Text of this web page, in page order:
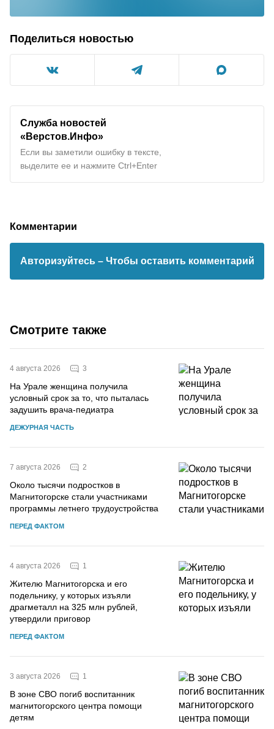
Поделиться новостью
Служба новостей
«Верстов.Инфо»
Если вы заметили ошибку в тексте,
выделите ее и нажмите Ctrl+Enter
Комментарии
Авторизуйтесь – Чтобы оставить комментарий
Смотрите также
4 августа 2026 3
На Урале женщина получила
условный срок за то, что пыталась
задушить врача-педиатра
ДЕЖУРНАЯ ЧАСТЬ
7 августа 2026 2
Около тысячи подростков в
Магнитогорске стали участниками
программы летнего трудоустройства
ПЕРЕД ФАКТОМ
4 августа 2026 1
Жителю Магнитогорска и его
подельнику, у которых изъяли
драгметалл на 325 млн рублей,
утвердили приговор
ПЕРЕД ФАКТОМ
3 августа 2026 1
В зоне СВО погиб воспитанник
магнитогорского центра помощи
детям